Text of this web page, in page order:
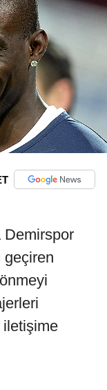
Demirspor
geçiren
iletişime